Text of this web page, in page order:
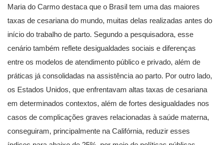
Maria do Carmo destaca que o Brasil tem uma das maiores
taxas de cesariana do mundo, muitas delas realizadas antes do
início do trabalho de parto. Segundo a pesquisadora, esse
cenário também reflete desigualdades sociais e diferenças
entre os modelos de atendimento público e privado, além de
práticas já consolidadas na assistência ao parto. Por outro lado,
os Estados Unidos, que enfrentavam altas taxas de cesariana
em determinados contextos, além de fortes desigualdades nos
casos de complicações graves relacionadas à saúde materna,
conseguiram, principalmente na Califórnia, reduzir esses